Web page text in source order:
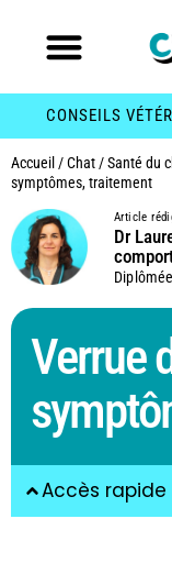
CONSEILS
Accueil /Chat /Santé du
symptômes, traitement
Article
Dr
Verrue
Accès